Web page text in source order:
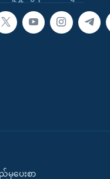
ည်မှပေးစာ